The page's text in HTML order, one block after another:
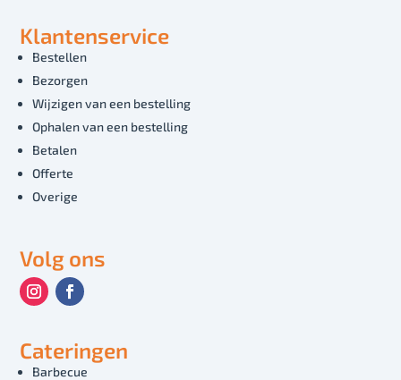
Klantenservice
Bestellen
Bezorgen
Wijzigen van een bestelling
Ophalen van een bestelling
Betalen
Offerte
Overige
Volg ons
Cateringen
Barbecue